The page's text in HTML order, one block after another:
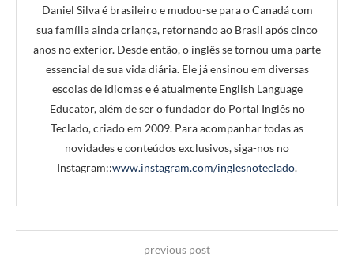
Daniel Silva é brasileiro e mudou-se para o Canadá com
sua família ainda criança, retornando ao Brasil após cinco
anos no exterior. Desde então, o inglês se tornou uma parte
essencial de sua vida diária. Ele já ensinou em diversas
escolas de idiomas e é atualmente English Language
Educator, além de ser o fundador do Portal Inglês no
Teclado, criado em 2009. Para acompanhar todas as
novidades e conteúdos exclusivos, siga-nos no
Instagram::www.instagram.com/inglesnoteclado.
previous post